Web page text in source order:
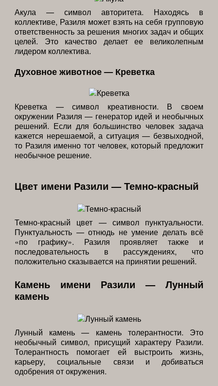
Акула — символ авторитета. Находясь в
коллективе, Разиля может взять на себя групповую
ответственность за решения многих задач и общих
целей. Это качество делает ее великолепным
лидером коллектива.
Духовное животное — Креветка
Креветка — символ креативности. В своем
окружении Разиля — генератор идей и необычных
решений. Если для большинство человек задача
кажется нерешаемой, а ситуация — безвыходной,
то Разиля именно тот человек, который предложит
необычное решение.
Цвет имени Разили — Темно-красный
Темно-красный цвет — символ пунктуальности.
Пунктуальность — отнюдь не умение делать всё
«по графику». Разиля проявляет также и
последовательность в рассуждениях, что
положительно сказывается на принятии решений.
Камень имени Разили — Лунный
камень
Лунный камень — камень толерантности. Это
необычный символ, присущий характеру Разили.
Толерантность помогает ей выстроить жизнь,
карьеру, социальные связи и добиваться
одобрения от окружения.